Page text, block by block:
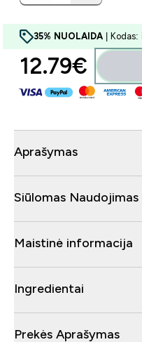
35% NUOLAIDA | Kodas:
12.79€‎
Aprašymas
Siūlomas Naudojimas
Maistinė informacija
Ingredientai
Prekės Aprašymas